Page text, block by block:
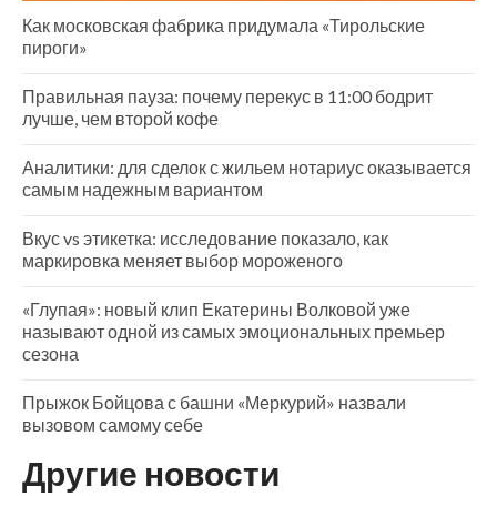
Как московская фабрика придумала «Тирольские
пироги»
Правильная пауза: почему перекус в 11:00 бодрит
лучше, чем второй кофе
Аналитики: для сделок с жильем нотариус оказывается
самым надежным вариантом
Вкус vs этикетка: исследование показало, как
маркировка меняет выбор мороженого
«Глупая»: новый клип Екатерины Волковой уже
называют одной из самых эмоциональных премьер
сезона
Прыжок Бойцова с башни «Меркурий» назвали
вызовом самому себе
Другие новости